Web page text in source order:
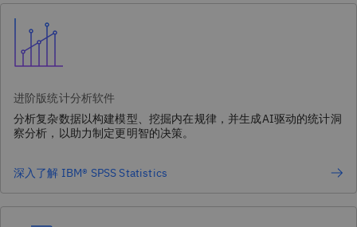
进阶版统计分析软件
分析复杂数据以构建模型、挖掘内在规律，并生成AI驱动的统计洞
察分析，以助力制定更明智的决策。
深入了解 IBM® SPSS Statistics